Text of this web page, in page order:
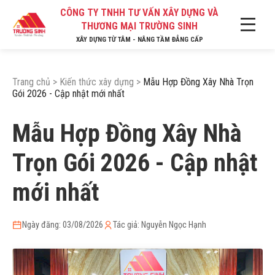
CÔNG TY TNHH TƯ VẤN XÂY DỰNG VÀ
THƯƠNG MẠI TRƯỜNG SINH
XÂY DỰNG TỪ TÂM - NÂNG TẦM ĐẲNG CẤP
Trang chủ > Kiến thức xây dựng > Mẫu Hợp Đồng Xây Nhà Trọn
Gói 2026 - Cập nhật mới nhất
Mẫu Hợp Đồng Xây Nhà
Trọn Gói 2026 - Cập nhật
mới nhất
Ngày đăng: 03/08/2026 Tác giả: Nguyễn Ngọc Hạnh